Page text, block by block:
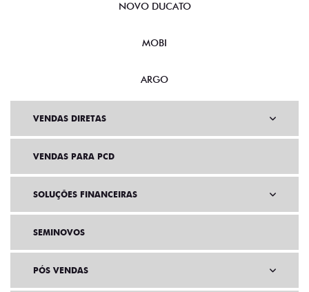
NOVO DUCATO
MOBI
ARGO
VENDAS DIRETAS
VENDAS PARA PCD
SOLUÇÕES FINANCEIRAS
SEMINOVOS
PÓS VENDAS